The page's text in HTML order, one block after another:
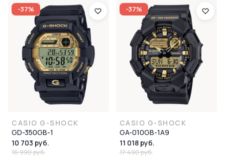
-37%
CASIO G-SHOCK
GD-350GB-1
10 703 руб.
16 990 руб.
-37%
CASIO G-SHOCK
GA-010GB-1A9
11 018 руб.
17 490 руб.